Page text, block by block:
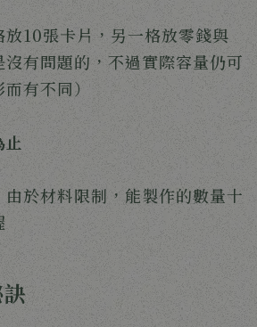
放10張卡片，另一格放零錢與
有問題的，不過實際容量仍可
有不同）
於材料限制，能製作的數量十